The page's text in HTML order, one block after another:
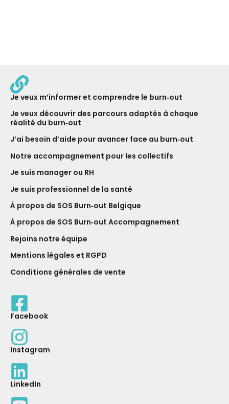
Je veux m’informer et comprendre le burn‑out
Je veux découvrir des parcours adaptés à chaque
réalité du burn‑out
J’ai besoin d’aide pour avancer face au burn‑out
Notre ac­com­pagne­ment pour les collectifs
Je suis manager ou RH
Je suis professionnel de la santé
À propos de SOS Burn‑out Belgique
À propos de SOS Burn‑out Accompagnement
Rejoins notre équipe
Mentions légales et RGPD
Conditions générales de vente
Facebook
Instagram
LinkedIn